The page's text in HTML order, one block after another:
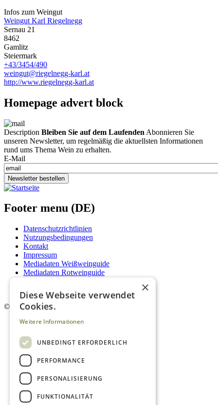
Infos zum Weingut
Weingut Karl Riegelnegg
Sernau 21
8462
Gamlitz
Steiermark
+43/3454/490
weingut@riegelnegg-karl.at
http://www.riegelnegg-karl.at
Homepage advert block
Description Bleiben Sie auf dem Laufenden Abonnieren Sie
unseren Newsletter, um regelmäßig die aktuellsten Informationen
rund ums Thema Wein zu erhalten.
E-Mail
Newsletter bestellen
Footer menu (DE)
Datenschutzrichtlinien
Nutzungsbedingungen
Kontakt
Impressum
Mediadaten Weißweinguide
Mediadaten Rotweinguide
Newsletter
© 2026. Alle Rechte vorbehalten.
×
Diese Webseite verwendet
Cookies.
Weitere Informationen
UNBEDINGT ERFORDERLICH
PERFORMANCE
PERSONALISIERUNG
FUNKTIONALITÄT